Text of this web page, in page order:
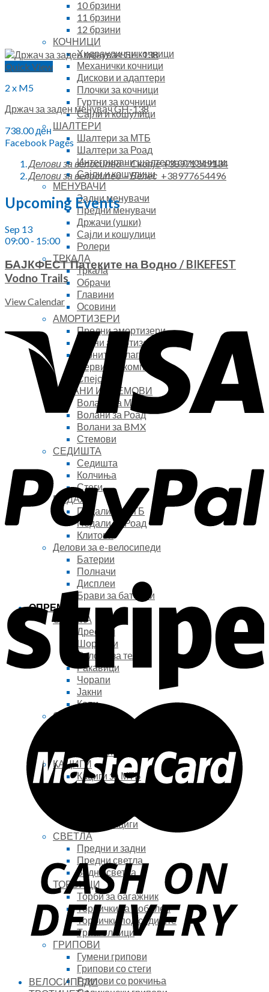
10 брзини
11 брзини
12 брзини
КОЧНИЦИ
Хидраулични кочници
Механички кочници
Дискови и адаптери
Плочки за кочници
Гуртни за кочници
Сајли и кошулици
ШАЛТЕРИ
Шалтери за МТБ
Шалтери за Роад
Интегрирани шалтери со кочници
Сајли и кошулици
МЕНУВАЧИ
Задни менувачи
Предни менувачи
Држачи (ушки)
Сајли и кошулици
Ролери
ТРКАЛА
Тркала
Обрачи
Главини
Осовини
АМОРТИЗЕРИ
Предни амортизери
Задни амортизери
Гарнитура лагери
Сервисни комплети
Спејсери
ВОЛАНИ И СТЕМОВИ
Волани за МТБ
Волани за Роад
Волани за BMX
Стемови
СЕДИШТА
Седишта
Колчиња
Стеги
ПЕДАЛИ
Педали за МТБ
Педали за Роад
Клитови
Делови за е-велосипеди
Батерии
Полначи
Дисплеи
Брави за батерии
ОПРЕМА
ОБЛЕКА
Дресови
Шорцеви
Оклопи за тело
Ракавици
Чорапи
Јакни
Капи
ОБУВКИ
Камашни
КАЦИГИ
Кациги за МТБ
Кациги за Роад
Детски кациги
СВЕТЛА
Предни и задни
Предни светла
Задни светла
ТОРБИЦИ
Торби за багажник
Торбички за мобилен
Торбички под седиште
Триаголници
ГРИПОВИ
Гумени грипови
Грипови со стеги
Грипови со рокчиња
Quick View
2 x M5
Држач за заден менувач GH-138
738.00ден
Facebook Pages
Делови за велосипед – Скопје+38971349134
Делови за велосипед – Велес +38977654496
Upcoming Events
Sep 13
09:00- 15:00
БАЈКФЕСТ Патеките на Водно / BIKEFEST
Vodno Trails
View Calendar
ВЕЛОСИПЕДИ